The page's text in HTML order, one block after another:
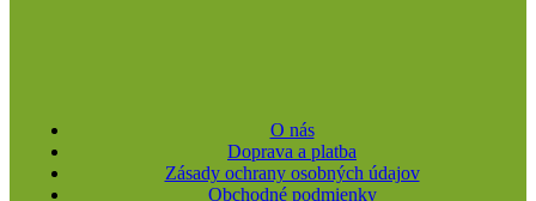
O nás
Doprava a platba
Zásady ochrany osobných údajov
Obchodné podmienky